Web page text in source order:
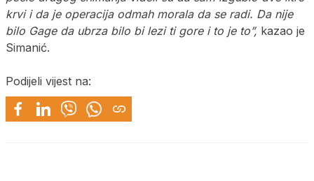
krvi i da je operacija odmah morala da se radi. Da nije
bilo Gage da ubrza bilo bi lezi ti gore i to je to”, kazao je
Simanić.
Podijeli vijest na: